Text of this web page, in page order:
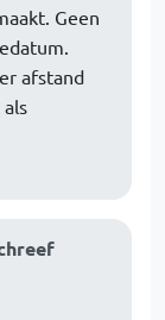
Geen
afstand